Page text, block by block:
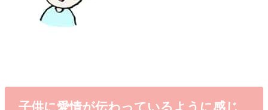
子供に愛情が伝わっているように感じ